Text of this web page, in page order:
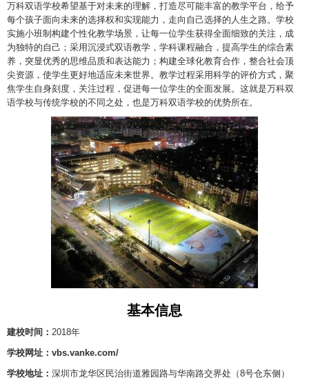
万科双语学校希望基于对未来的理解，打造尽可能丰富的教学平台，给予
每个孩子面向未来的选择权和实现能力，走向自己选择的人生之路。学校
实施小班制构建个性化教学场景，让每一位学生获得全面细致的关注，成
为独特的自己；采用沉浸式双语教学，学科课程融合，提高学生的综合素
养，突显优秀的思维品质和表达能力；构建全球化教育合作，整合社会顶
尖资源，使学生更好地适应未来世界。教学过程采用科学的评价方式，聚
焦学生自身刻度，关注过程，促进每一位学生的全面发展。这就是万科双
语学校与传统学校的不同之处，也是万科双语学校的优势所在。
基本信息
建校时间： 2018年
学校网址：vbs.vanke.com/
学校地址： 深圳市龙华区民治街道雅园路与华南路交界处（8号仓东侧）